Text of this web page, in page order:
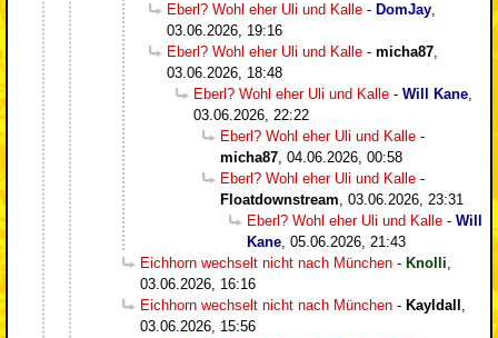
Eberl? Wohl eher Uli und Kalle - DomJay,
03.06.2026, 19:16
Eberl? Wohl eher Uli und Kalle - micha87,
03.06.2026, 18:48
Eberl? Wohl eher Uli und Kalle - Will Kane,
03.06.2026, 22:22
Eberl? Wohl eher Uli und Kalle -
micha87, 04.06.2026, 00:58
Eberl? Wohl eher Uli und Kalle -
Floatdownstream, 03.06.2026, 23:31
Eberl? Wohl eher Uli und Kalle - Will
Kane, 05.06.2026, 21:43
Eichhorn wechselt nicht nach München - Knolli,
03.06.2026, 16:16
Eichhorn wechselt nicht nach München - Kayldall ,
03.06.2026, 15:56